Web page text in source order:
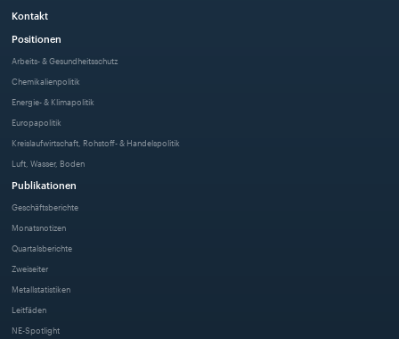
Kontakt
Positionen
Arbeits- & Gesundheitsschutz
Chemikalienpolitik
Energie- & Klimapolitik
Europapolitik
Kreislaufwirtschaft, Rohstoff- & Handelspolitik
Luft, Wasser, Boden
Publikationen
Geschäftsberichte
Monatsnotizen
Quartalsberichte
Zweiseiter
Metallstatistiken
Leitfäden
NE-Spotlight